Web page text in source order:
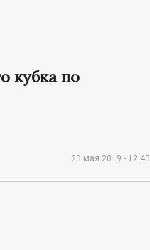
кубка по
23 мая 2019 - 12:40